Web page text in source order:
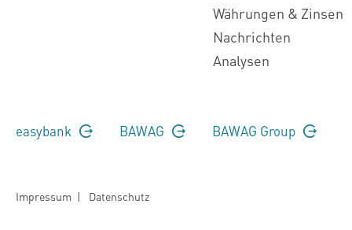
Währungen & Zinsen
Nachrichten
Analysen
easybank BAWAG BAWAG Group
Impressum | Datenschutz